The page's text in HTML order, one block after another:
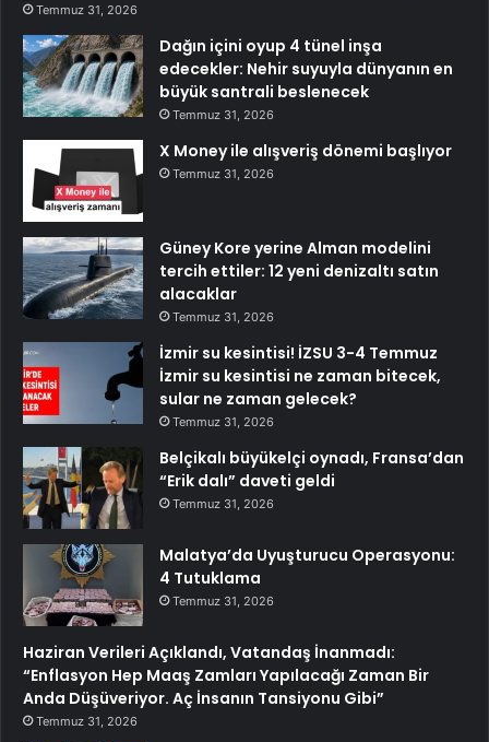
Temmuz 31, 2026
Dağın içini oyup 4 tünel inşa
edecekler: Nehir suyuyla dünyanın en
büyük santrali beslenecek
Temmuz 31, 2026
X Money ile alışveriş dönemi başlıyor
Temmuz 31, 2026
Güney Kore yerine Alman modelini
tercih ettiler: 12 yeni denizaltı satın
alacaklar
Temmuz 31, 2026
İzmir su kesintisi! İZSU 3-4 Temmuz
İzmir su kesintisi ne zaman bitecek,
sular ne zaman gelecek?
Temmuz 31, 2026
Belçikalı büyükelçi oynadı, Fransa’dan
“Erik dalı” daveti geldi
Temmuz 31, 2026
Malatya’da Uyuşturucu Operasyonu:
4 Tutuklama
Temmuz 31, 2026
Haziran Verileri Açıklandı, Vatandaş İnanmadı:
“Enflasyon Hep Maaş Zamları Yapılacağı Zaman Bir
Anda Düşüveriyor. Aç İnsanın Tansiyonu Gibi”
Temmuz 31, 2026